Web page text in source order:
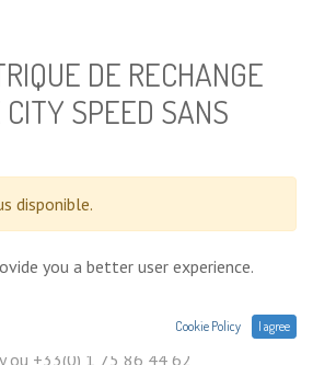
DE RECHANGE
CITY SPEED SANS
disponible.
magasin. Une question sur un produit :
ou +33(0) 1 75 86 44 62
you a better user experience.
Cookie Policy I agree